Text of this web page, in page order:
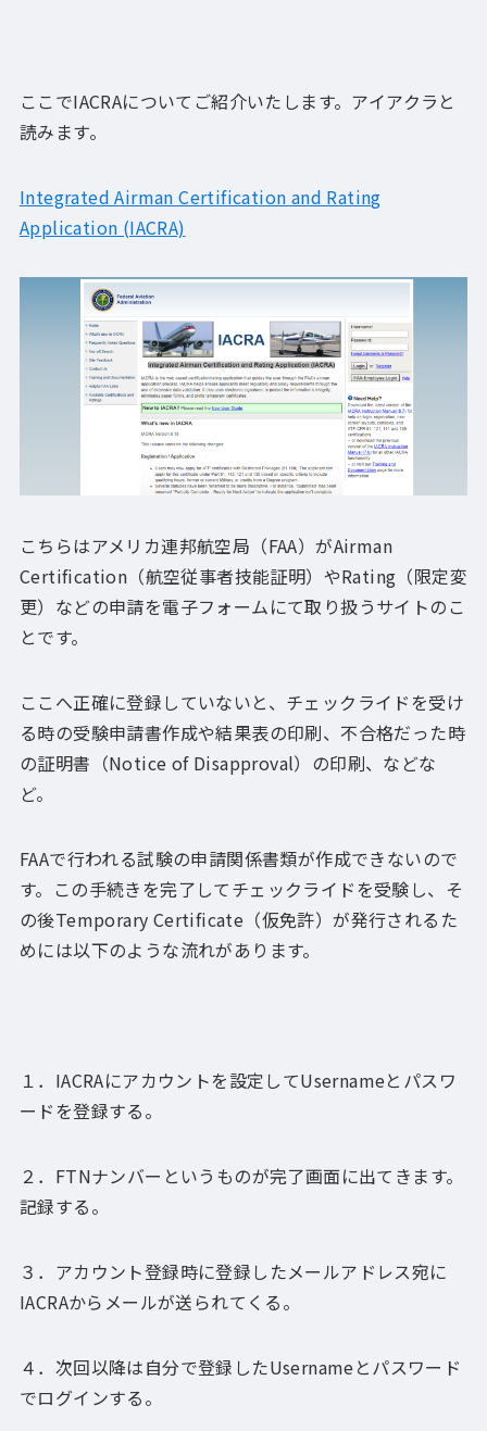
ここでIACRAについてご紹介いたします。アイアクラと
読みます。
Integrated Airman Certification and Rating
Application (IACRA)
こちらはアメリカ連邦航空局（FAA）がAirman
Certification（航空従事者技能証明）やRating（限定変
更）などの申請を電子フォームにて取り扱うサイトのこ
とです。
ここへ正確に登録していないと、チェックライドを受け
る時の受験申請書作成や結果表の印刷、不合格だった時
の証明書（Notice of Disapproval）の印刷、などな
ど。
FAAで行われる試験の申請関係書類が作成できないので
す。この手続きを完了してチェックライドを受験し、そ
の後Temporary Certificate（仮免許）が発行されるた
めには以下のような流れがあります。
１．IACRAにアカウントを設定してUsernameとパスワ
ードを登録する。
２．FTNナンバーというものが完了画面に出てきます。
記録する。
３．アカウント登録時に登録したメールアドレス宛に
IACRAからメールが送られてくる。
４．次回以降は自分で登録したUsernameとパスワード
でログインする。